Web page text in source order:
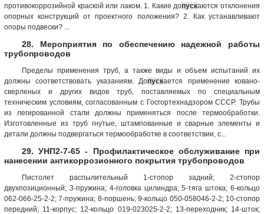
противокоррозийной краской или лаком. 1. Какие допускаются отклонения
опорных конструкций от проектного положения? 2. Как устанавливают
опоры подвески? ...
28. Мероприятия по обеспечению надежной работы
трубопроводов
Пределы применения труб, а также виды и объем испытаний их
должны соответствовать указаниям. Допускается применение ковано-
сверленых и других видов труб, поставляемых по специальным
техническим условиям, согласованным с Госгортехнадзором СССР. Трубы
из легированной стали должны применяться после термообработки.
Изготовленные из труб гнутые, штампованные и сварные элементы и
детали должны подвергаться термообработке в соответствии, с...
29. УНП2-7-65 - Профилактическое обслуживание при
нанесении антикоррозионного покрытия трубопроводов
Пистолет распылительный 1-стопор задний; 2-стопор
двухпозиционный; 3-пружина; 4-головка цилиндра; 5-тяга штока; 6-кольцо
062-066-25-2-2; 7-пружина; 8-поршень; 9-кольцо 050-058046-2-2; 10-стопор
передний; 11-корпус; 12-кольцо 019-023025-2-2; 13-переходник; 14-шток;